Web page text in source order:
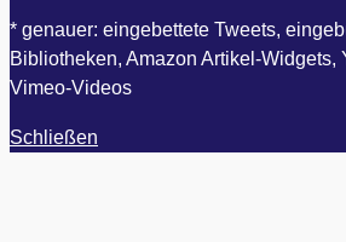
* genauer: eingebettete Tweets,
Bibliotheken, Amazon Artikel-Widgets,
Vimeo-Videos
Schließen